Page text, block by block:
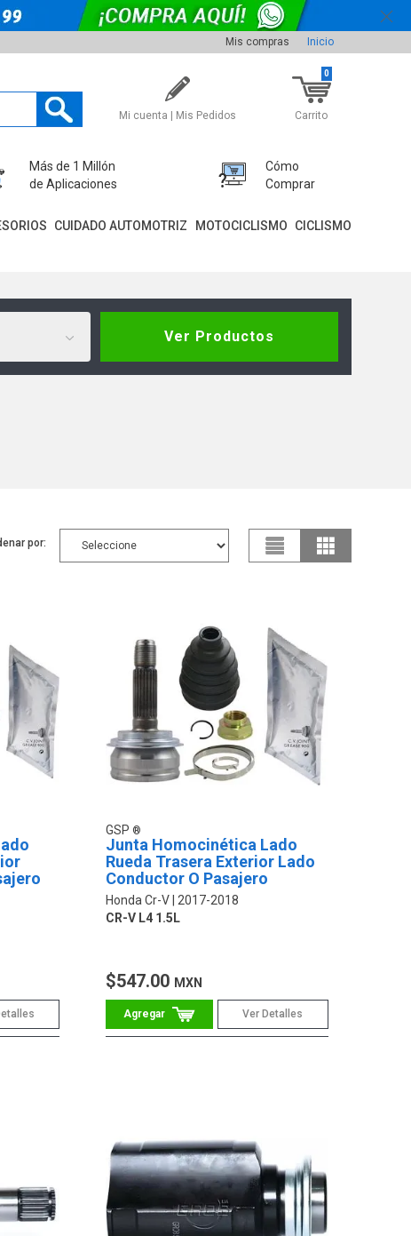
Mis compras Inicio
Mi cuenta | Mis Pedidos Carrito
0
Más de 1 Millón
de Aplicaciones
Cómo
Comprar
CUIDADO AUTOMOTRIZ MOTOCICLISMO CICLISMO
Ver Productos
por:
GSP
Junta Homocinética Lado
Rueda Trasera Exterior Lado
Conductor O Pasajero
Honda Cr-V
2017-2018
CR-V L4 1.5L
$547.00 MXN
Ver Detalles